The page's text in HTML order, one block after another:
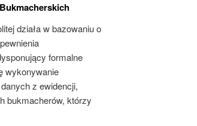
działa w bazowaniu o
formalne
wykonywanie
z ewidencji,
bukmacherów, którzy